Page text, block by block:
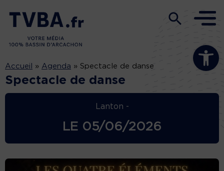
Ouvrir la
Accueil » Agenda » Spectacle de danse
Spectacle de danse
Lanton -
LE 05/06/2026